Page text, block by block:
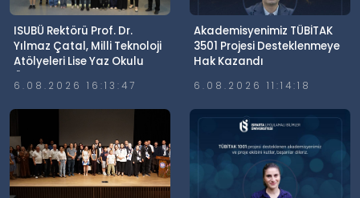
ISUBÜ Rektörü Prof. Dr.
Yılmaz Çatal, Milli Teknoloji
Atölyeleri Lise Yaz Okulu
Öğrencileriyle Buluştu
6.08.2026 16:13:47
Akademisyenimiz TÜBİTAK
3501 Projesi Desteklenmeye
Hak Kazandı
6.08.2026 11:14:18